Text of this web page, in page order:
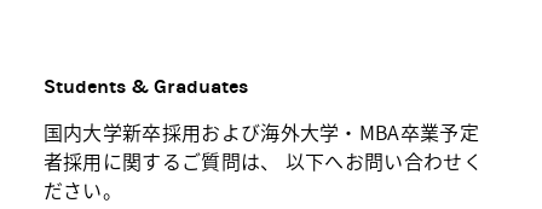
Students & Graduates
国内大学新卒採用および海外大学・MBA卒業予定
者採用に関するご質問は、 以下へお問い合わせく
ださい。